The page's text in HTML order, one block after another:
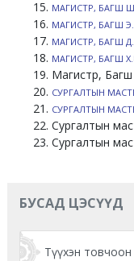
МАГИСТР, БАГШ
МАГИСТР, БАГШ
МАГИСТР, БАГШ
МАГИСТР, БАГШ
Магистр,
СУРГАЛТЫН
СУРГАЛТЫН
Сургалтын
Сургалтын
БУСАД ЦЭСҮҮД
Түүхэн товчоон